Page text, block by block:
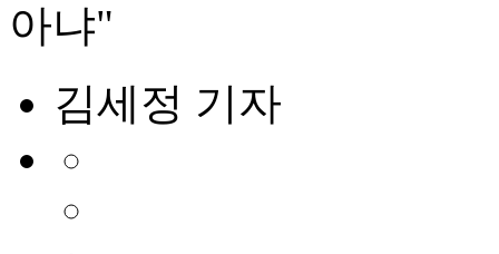
아냐"
김세정 기자